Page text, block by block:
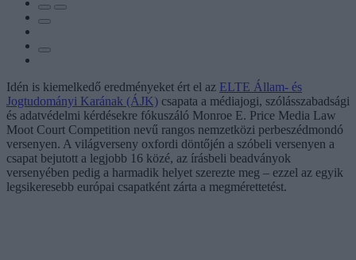
Idén is kiemelkedő eredményeket ért el az ELTE Állam- és
Jogtudományi Karának (ÁJK) csapata a médiajogi, szólásszabadsági
és adatvédelmi kérdésekre fókuszáló Monroe E. Price Media Law
Moot Court Competition nevű rangos nemzetközi perbeszédmondó
versenyen. A világverseny oxfordi döntőjén a szóbeli versenyen a
csapat bejutott a legjobb 16 közé, az írásbeli beadványok
versenyében pedig a harmadik helyet szerezte meg – ezzel az egyik
legsikeresebb európai csapatként zárta a megmérettetést.